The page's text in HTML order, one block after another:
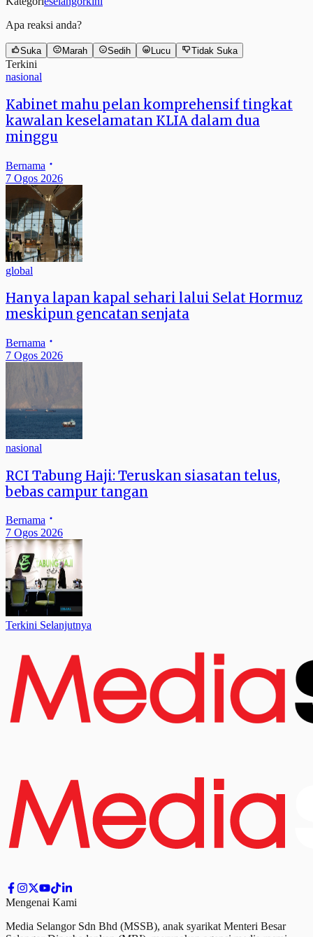
Apa reaksi anda?
Suka Marah Sedih Lucu Tidak Suka
Terkini
nasional
Kabinet mahu pelan komprehensif tingkat
kawalan keselamatan KLIA dalam dua
minggu
Bernama
7 Ogos 2026
global
Hanya lapan kapal sehari lalui Selat Hormuz
meskipun gencatan senjata
Bernama
7 Ogos 2026
nasional
RCI Tabung Haji: Teruskan siasatan telus,
bebas campur tangan
Bernama
7 Ogos 2026
Terkini Selanjutnya
Mengenai Kami
Media Selangor Sdn Bhd (MSSB), anak syarikat Menteri Besar